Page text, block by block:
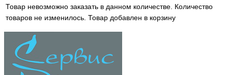
Товар невозможно заказать в данном количестве. Количество
товаров не изменилось. Товар добавлен в корзину